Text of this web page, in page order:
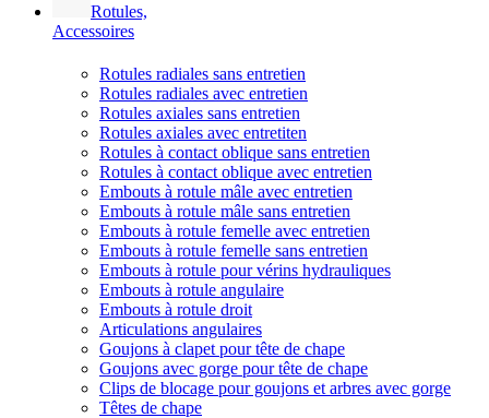
Rotules,
Accessoires
Rotules radiales sans entretien
Rotules radiales avec entretien
Rotules axiales sans entretien
Rotules axiales avec entretiten
Rotules à contact oblique sans entretien
Rotules à contact oblique avec entretien
Embouts à rotule mâle avec entretien
Embouts à rotule mâle sans entretien
Embouts à rotule femelle avec entretien
Embouts à rotule femelle sans entretien
Embouts à rotule pour vérins hydrauliques
Embouts à rotule angulaire
Embouts à rotule droit
Articulations angulaires
Goujons à clapet pour tête de chape
Goujons avec gorge pour tête de chape
Clips de blocage pour goujons et arbres avec gorge
Têtes de chape